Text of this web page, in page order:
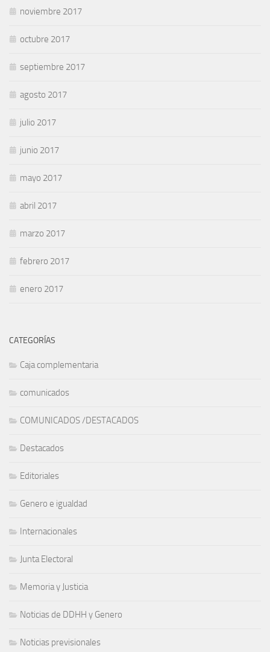
noviembre 2017
octubre 2017
septiembre 2017
agosto 2017
julio 2017
junio 2017
mayo 2017
abril 2017
marzo 2017
febrero 2017
enero 2017
CATEGORÍAS
Caja complementaria
comunicados
COMUNICADOS /DESTACADOS
Destacados
Editoriales
Genero e igualdad
Internacionales
Junta Electoral
Memoria y Justicia
Noticias de DDHH y Genero
Noticias previsionales